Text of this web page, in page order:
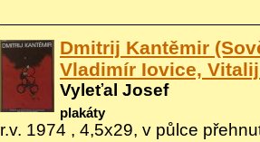
Dmitrij Kantěmir
Vladimír Iovice,
Vyleťal Josef
plakáty
r.v. 1974 , 4,5x29, v půlce